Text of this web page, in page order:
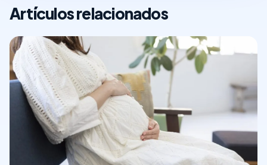
Artículos relacionados